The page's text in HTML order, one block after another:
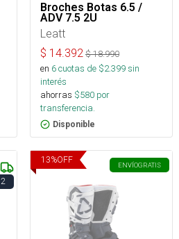
Broches Botas 6.5 /
ADV 7.5 2U
Leatt
$ 14.392 $18.990
en 6cuotas de $2.399sin
interés
ahorras $580 por
transferencia.
Disponible
2
13%OFF
ENVÍOGRATIS